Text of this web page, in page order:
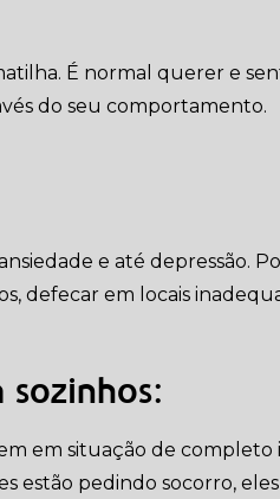
É normal querer e
do seu comportamento.
e até depressão.
defecar em locais
sozinhos:
em situação de completo
estão pedindo socorro,